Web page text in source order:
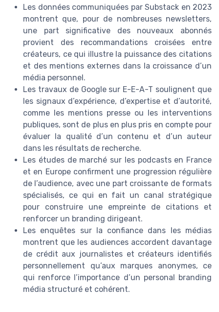
Les données communiquées par Substack en 2023
montrent que, pour de nombreuses newsletters,
une part significative des nouveaux abonnés
provient des recommandations croisées entre
créateurs, ce qui illustre la puissance des citations
et des mentions externes dans la croissance d’un
média personnel.
Les travaux de Google sur E-E-A-T soulignent que
les signaux d’expérience, d’expertise et d’autorité,
comme les mentions presse ou les interventions
publiques, sont de plus en plus pris en compte pour
évaluer la qualité d’un contenu et d’un auteur
dans les résultats de recherche.
Les études de marché sur les podcasts en France
et en Europe confirment une progression régulière
de l’audience, avec une part croissante de formats
spécialisés, ce qui en fait un canal stratégique
pour construire une empreinte de citations et
renforcer un branding dirigeant.
Les enquêtes sur la confiance dans les médias
montrent que les audiences accordent davantage
de crédit aux journalistes et créateurs identifiés
personnellement qu’aux marques anonymes, ce
qui renforce l’importance d’un personal branding
média structuré et cohérent.